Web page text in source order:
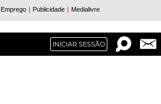
INICIAR SESSÃO